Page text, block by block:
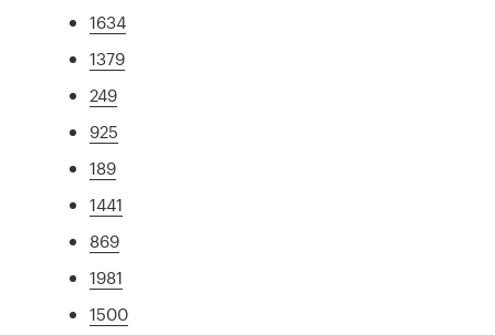
1634
1379
249
925
189
1441
869
1981
1500